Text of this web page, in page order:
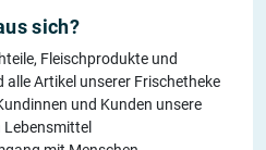
sich?
Fleischprodukte und
alle Artikel unserer Frischetheke
und Kunden unsere
Lebensmittel